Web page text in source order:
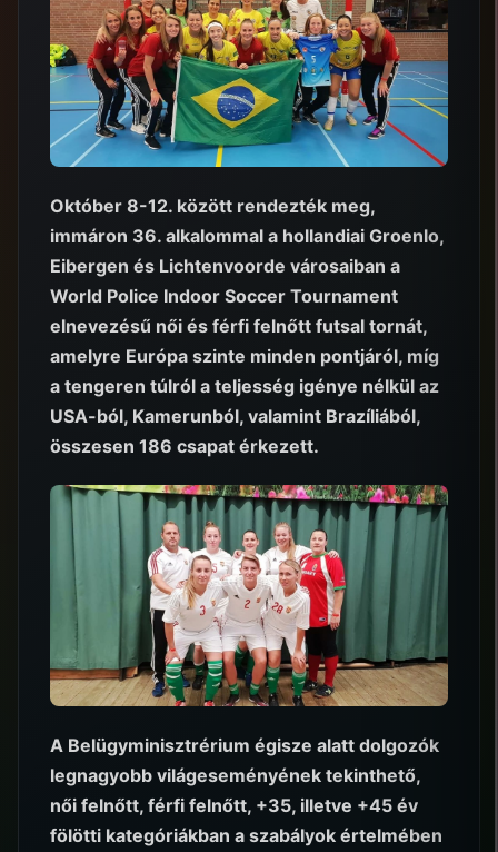
Október 8-12. között rendezték meg,
immáron 36. alkalommal a hollandiai Groenlo,
Eibergen és Lichtenvoorde városaiban a
World Police Indoor Soccer Tournament
elnevezésű női és férfi felnőtt futsal tornát,
amelyre Európa szinte minden pontjáról, míg
a tengeren túlról a teljesség igénye nélkül az
USA-ból, Kamerunból, valamint Brazíliából,
összesen 186 csapat érkezett.
A Belügyminisztrérium égisze alatt dolgozók
legnagyobb világeseményének tekinthető,
női felnőtt, férfi felnőtt, +35, illetve +45 év
fölötti kategóriákban a szabályok értelmében